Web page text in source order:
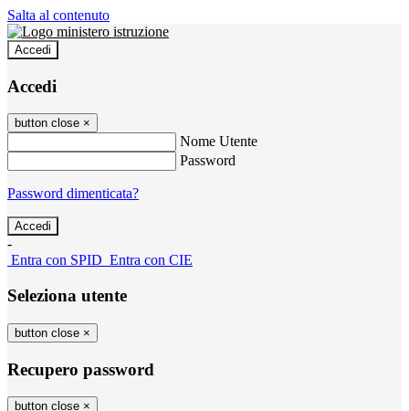
Salta al contenuto
Accedi
Accedi
button close ×
Nome Utente
Password
Password dimenticata?
-
Entra con SPID Entra con CIE
Seleziona utente
button close ×
Recupero password
button close ×